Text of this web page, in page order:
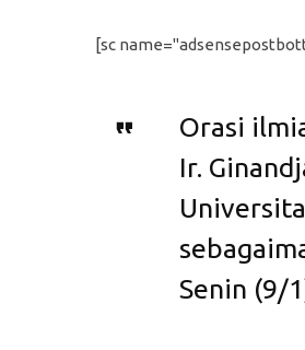
[sc
Orasi
Ir.
Senin (9/